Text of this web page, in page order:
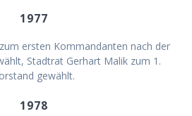
1977
ersten Kommandanten nach der
Stadtrat Gerhart Malik zum 1.
gewählt.
1978